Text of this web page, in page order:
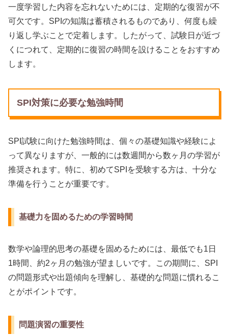
一度学習した内容を忘れないためには、定期的な復習が不
可欠です。SPIの知識は蓄積されるものであり、何度も繰
り返し学ぶことで定着します。したがって、試験日が近づ
くにつれて、定期的に復習の時間を設けることをおすすめ
します。
SPI対策に必要な勉強時間
SPI試験に向けた勉強時間は、個々の基礎知識や経験によ
って異なりますが、一般的には数週間から数ヶ月の学習が
推奨されます。特に、初めてSPIを受験する方は、十分な
準備を行うことが重要です。
基礎力を固めるための学習時間
数学や論理的思考の基礎を固めるためには、最低でも1日
1時間、約2ヶ月の勉強が望ましいです。この期間に、SPI
の問題形式や出題傾向を理解し、基礎的な問題に慣れるこ
とがポイントです。
問題演習の重要性